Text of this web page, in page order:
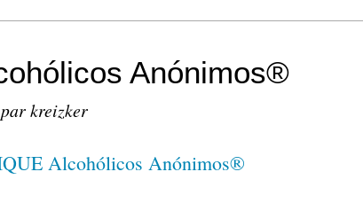
Anónimos®
par kreizker